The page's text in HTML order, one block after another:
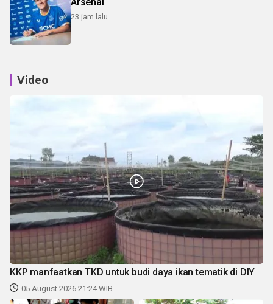
23 jam lalu
Video
KKP manfaatkan TKD untuk budi daya ikan tematik di DIY
05 August 2026 21:24 WIB